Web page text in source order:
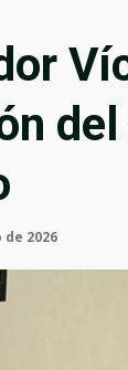
de 2026